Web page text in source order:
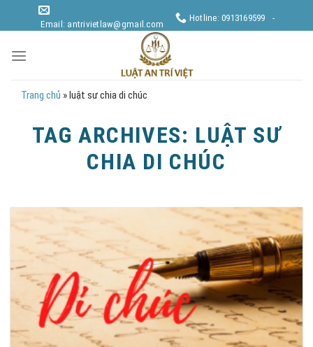
Email: antrivietlaw@gmail.com
Hotline: 0913169599 -
Trang chủ »luật sư chia di chúc
TAG ARCHIVES: LUẬT SƯ
CHIA DI CHÚC